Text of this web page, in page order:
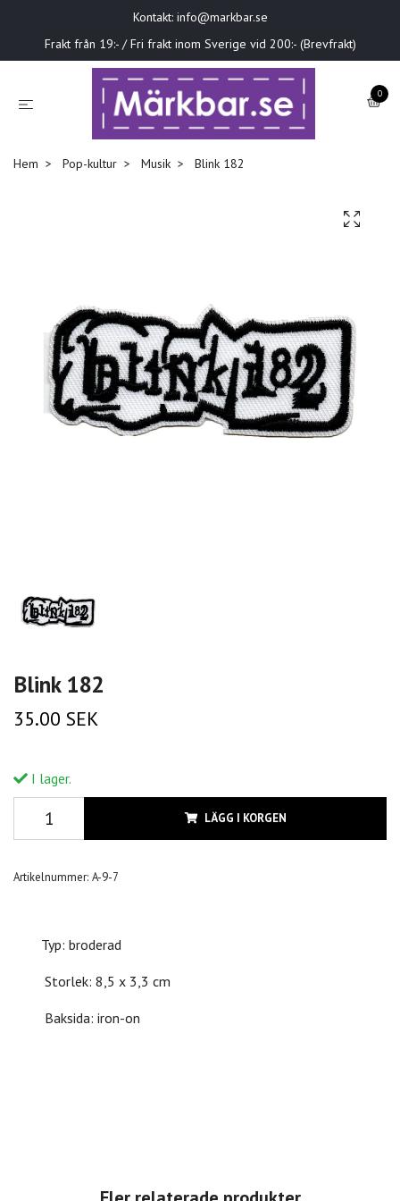
Kontakt: info@markbar.se
Frakt från 19:- / Fri frakt inom Sverige vid 200:- (Brevfrakt)
0
Hem Pop-kultur Musik Blink 182
Blink 182
35.00 SEK
I lager.
LÄGG I KORGEN
Artikelnummer: A-9-7
Typ: broderad
Storlek: 8,5 x 3,3 cm
Baksida: iron-on